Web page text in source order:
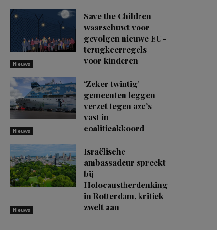
Nieuws
Save the Children
waarschuwt voor
gevolgen nieuwe EU-
terugkeerregels
voor kinderen
Nieuws
‘Zeker twintig’
gemeenten leggen
verzet tegen azc’s
vast in
coalitieakkoord
Nieuws
Israëlische
ambassadeur spreekt
bij
Holocaustherdenking
in Rotterdam, kritiek
zwelt aan